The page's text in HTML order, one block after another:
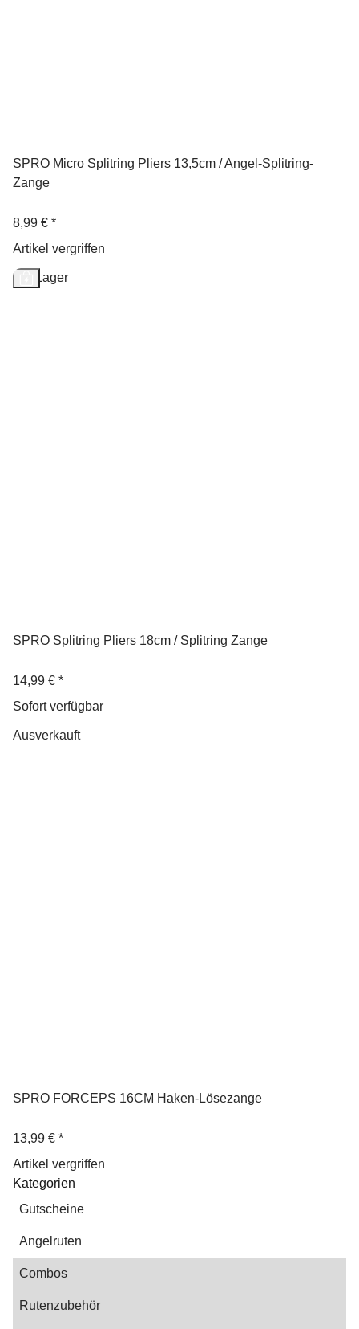
SPRO Micro Splitring Pliers 13,5cm / Angel-Splitring-
Zange
8,99 € *
Artikel vergriffen
Auf Lager
SPRO Splitring Pliers 18cm / Splitring Zange
14,99 € *
Sofort verfügbar
Ausverkauft
SPRO FORCEPS 16CM Haken-Lösezange
13,99 € *
Artikel vergriffen
Kategorien
Gutscheine
Angelruten
Combos
Rutenzubehör